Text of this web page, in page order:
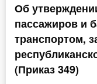
Консультации
Правовая база
Библиотека
Об
пассажиров и
транспортом,
(Приказ 349)